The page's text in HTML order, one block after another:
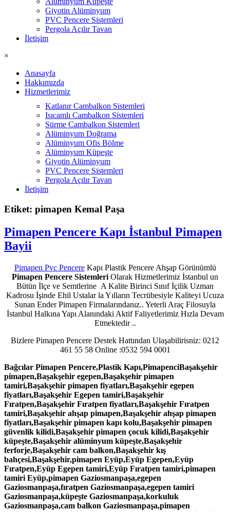
Giyotin Alüminyum
PVC Pencere Sistemleri
Pergola Açılır Tavan
İletişim
×
Anasayfa
Hakkımızda
Hizmetlerimiz
Katlanır Cambalkon Sistemleri
Isıcamlı Cambalkon Sistemleri
Sürme Cambalkon Sistemleri
Alüminyum Doğrama
Alüminyum Ofis Bölme
Alüminyum Küpeşte
Giyotin Alüminyum
PVC Pencere Sistemleri
Pergola Açılır Tavan
İletişim
Etiket: pimapen Kemal Paşa
Pimapen Pencere Kapı İstanbul Pimapen
Bayii
Pimapen Pvc PencereKapı Plastik Pencere Ahşap Görünümlü
Pimapen Pencere Sistemleri Olarak Hizmetlerimiz İstanbul un
Bütün İlçe ve Semtlerine A Kalite Birinci Sınıf İçilik Uzman
Kadrosu İşinde Ehil Ustalar la Yılların Tecrübesiyle Kaliteyi Ucuza
Sunan Ender Pimapen Firmalarındanız.. Yeterli Araç Filosuyla
İstanbul Halkına Yapı Alanındaki Aktif Faliyetlerimiz Hızla Devam
Etmektedir ..
Bizlere Pimapen Pencere Destek Hattından Ulaşabilirisniz: 0212
461 55 58 Online :0532 594 0001
Bağcılar Pimapen Pencere,Plastik Kapı,PimapenciBaşakşehir
pimapen,Başakşehir egepen,Başakşehir pimapen
tamiri,Başakşehir pimapen fiyatları,Başakşehir egepen
fiyatları,Başakşehir Egepen tamiri,Başakşehir
Fıratpen,Başakşehir Fıratpen fiyatları,Başakşehir Fıratpen
tamiri,Başakşehir ahşap pimapen,Başakşehir ahşap pimapen
fiyatları,Başakşehir pimapen kapı kolu,Başakşehir pimapen
güvenlik kilidi,Başakşehir pimapen çocuk kilidi,Başakşehir
küpeşte,Başakşehir alüminyum küpeşte,Başakşehir
ferforje,Başakşehir cam balkon,Başakşehir kış
bahçesi,Başakşehir,pimapen Eyüp,Eyüp Egepen,Eyüp
Fıratpen,Eyüp Egepen tamiri,Eyüp Fıratpen tamiri,pimapen
tamiri Eyüp,pimapen Gaziosmanpaşa,egepen
Gaziosmanpaşa,fıratpen Gaziosmanpaşa,egepen tamiri
Gaziosmanpaşa,küpeşte Gaziosmanpaşa,korkuluk
Gaziosmanpaşa,cam balkon Gaziosmanpaşa,pimapen